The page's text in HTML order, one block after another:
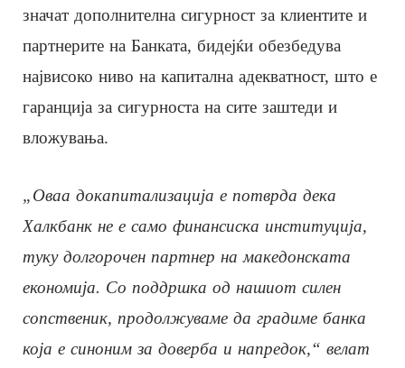
значат дополнителна сигурност за клиентите и
партнерите на Банката, бидејќи обезбедува
највисоко ниво на капитална адекватност, што е
гаранција за сигурноста на сите заштеди и
вложувања.
„Оваа докапитализација е потврда дека
Халкбанк не е само финансиска институција,
туку долгорочен партнер на македонската
економија. Со поддршка од нашиот силен
сопственик, продолжуваме да градиме банка
која е синоним за доверба и напредок,“ велат